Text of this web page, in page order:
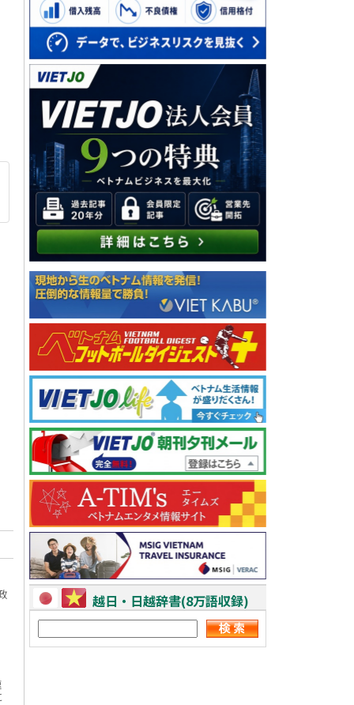
越日・日越辞書(8万語収録)